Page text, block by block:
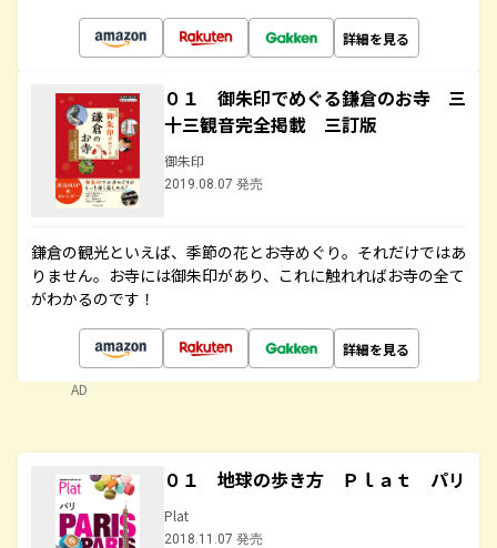
詳細を見る
０１ 御朱印でめぐる鎌倉のお寺 三
十三観音完全掲載 三訂版
御朱印
2019.08.07 発売
鎌倉の観光といえば、季節の花とお寺めぐり。それだけではあ
りません。お寺には御朱印があり、これに触れればお寺の全て
がわかるのです！
詳細を見る
AD
０１ 地球の歩き方 Ｐｌａｔ パリ
Plat
2018.11.07 発売